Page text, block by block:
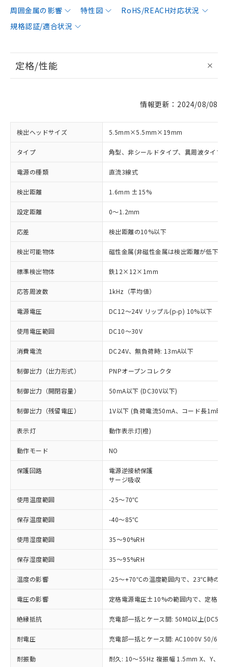
周囲金属の影響
特性図
RoHS/REACH対応状況
規格認証/適合状況
定格/性能
情報更新：2024/08/08
検出ヘッドサイズ 5.5mm×5.5mm×19mm
タイプ 角型、非シールドタイプ、異周波タイプ
電源の種類 直流3線式
検出距離 1.6mm ±15%
設定距離 0～1.2mm
応差 検出距離の10%以下
検出可能物体 磁性金属(非磁性金属は検出距離が低下し
標準検出物体 鉄12×12×1mm
応答周波数 1kHz（平均値）
電源電圧 DC12～24V リップル(p-p) 10%以下
使用電圧範囲 DC10～30V
消費電流 DC24V、無負荷時: 13mA以下
制御出力（出力形式） PNPオープンコレクタ
制御出力（開閉容量） 50mA以下 (DC30V以下)
制御出力（残留電圧） 1V以下 (負荷電流50mA、コード長1m時)
表示灯 動作表示灯(橙)
動作モード NO
保護回路
電源逆接続保護
サージ吸収
使用温度範囲 -25～70℃
保存温度範囲 -40～85℃
使用湿度範囲 35～90%RH
保存湿度範囲 35～95%RH
温度の影響 -25～+70℃の温度範囲内で、23℃時の
電圧の影響 定格電源電圧±10%の範囲内で、定格電
絶縁抵抗 充電部一括とケース間: 50MΩ以上
耐電圧 充電部一括とケース間: AC1000V 50/
耐振動 耐久: 10～55Hz 複振幅 1.5mm X、Y、Z
ご利用条件
以下の条件をお読みいただき、同意のうえ
ご利用ください。
本サービスは、当社制御機器事業取扱
商品の当社在庫状況および標準価格
(税抜)を提供させていただくもので
当社制御機器事業取扱商品の中には、
本サービスの対象外となる商品もある
ことをご了承ください。
在庫状況および標準価格照会結果は、
記載している更新日時点での社内デー
タに基づき作成されるものであり、閲
覧された時点での実際の在庫および標
準価格とは異なる場合があることをご
※1 対応状況
対応済み：EU RoHS指令（10物質）の
非含有に対応した製品が提供可能な商品で
す。
対応予定：EU RoHS指令（10物質）の非含
有に対応した製品に切り替える予定のある
対応予定なし：EU RoHS指令（10物質）の
非含有に非対応の商品で、対応品を出す予
定はありません。
調査・確認中：EU RoHS指令（10物質）の
非含有の対応状況を調査中または確認中の
非該当品：ライセンス料など無形物で、有
害物質有無と関係のない商品です。
仕入先様の事情により、非含有部品として
いたものが、含有品と判明した場合などや
むを得ず変更することがあります。
*EU RoHS指令（10物質）：
鉛(Pb) 1000ppm以下、 水銀(Hg) 1000ppm以下、 カド
ミウム(Cd) 100ppm以下、
六価クロム(Cr(Ⅵ)) 1000ppm以下、ポリ臭化ビフェニル
類(PBB) 1000ppm以下、ポリ臭化ジフェニルエーテル類
※1 中国RoHS○×表
「○」：最大均質材料含有率が中国RoHSの
「×」：最大均質材料含有率が中国RoHSの
基準値を超えていることを示します。
「－」：未確認です。当社販売部門へお問
い合わせください。
*中国RoHS10物質の基準値 (GB/T26572)：
Cr(Ⅵ)(六価クロム) : 1000ppm、 PBBs(ポリ臭化ビフェ
当社は、これら貴社製品のうち、外国
為替および外国貿易法に定める商品
（以下｢規制貨物等」という）を輸出
または国外への提供する場合は、日本
国政府の輸出許可(または役務取引許
可)を取得するなどの必要な手続きを